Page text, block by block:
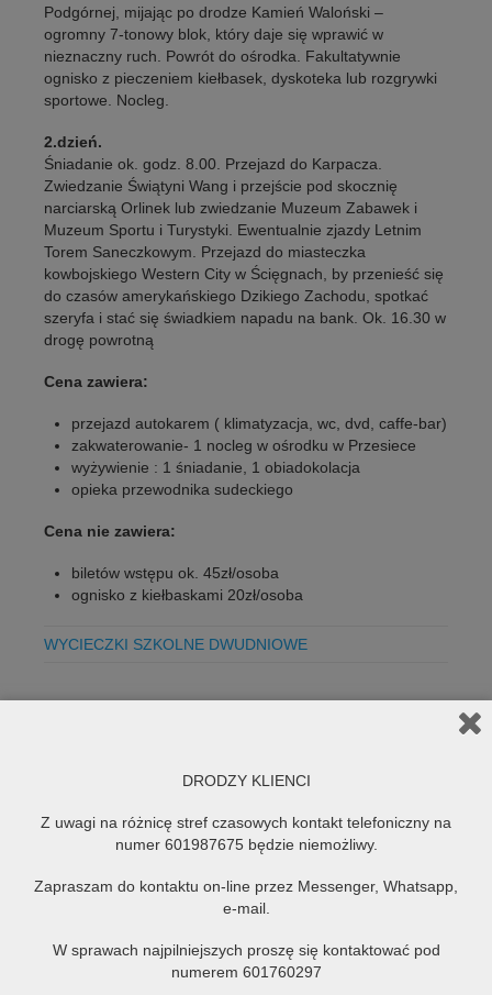
Podgórnej, mijając po drodze Kamień Waloński –
ogromny 7-tonowy blok, który daje się wprawić w
nieznaczny ruch. Powrót do ośrodka. Fakultatywnie
ognisko z pieczeniem kiełbasek, dyskoteka lub rozgrywki
sportowe. Nocleg.
2.dzień.
Śniadanie ok. godz. 8.00. Przejazd do Karpacza.
Zwiedzanie Świątyni Wang i przejście pod skocznię
narciarską Orlinek lub zwiedzanie Muzeum Zabawek i
Muzeum Sportu i Turystyki. Ewentualnie zjazdy Letnim
Torem Saneczkowym. Przejazd do miasteczka
kowbojskiego Western City w Ścięgnach, by przenieść się
do czasów amerykańskiego Dzikiego Zachodu, spotkać
szeryfa i stać się świadkiem napadu na bank. Ok. 16.30 w
drogę powrotną
Cena zawiera:
przejazd autokarem ( klimatyzacja, wc, dvd, caffe-bar)
zakwaterowanie- 1 nocleg w ośrodku w Przesiece
wyżywienie : 1 śniadanie, 1 obiadokolacja
opieka przewodnika sudeckiego
Cena nie zawiera:
biletów wstępu ok. 45zł/osoba
ognisko z kiełbaskami 20zł/osoba
WYCIECZKI SZKOLNE DWUDNIOWE
BIESZCZADY 5 dni
PRAGA-KUTNA HORA 3 dni
Zamek Czocha-Szklarska Poręba 2 dni
WYCIECZKI SZKOLNE
DRODZY KLIENCI
Z uwagi na różnicę stref czasowych kontakt telefoniczny na
numer 601987675 będzie niemożliwy.
Zapraszam do kontaktu on-line przez Messenger, Whatsapp,
e-mail.
W sprawach najpilniejszych proszę się kontaktować pod
numerem 601760297